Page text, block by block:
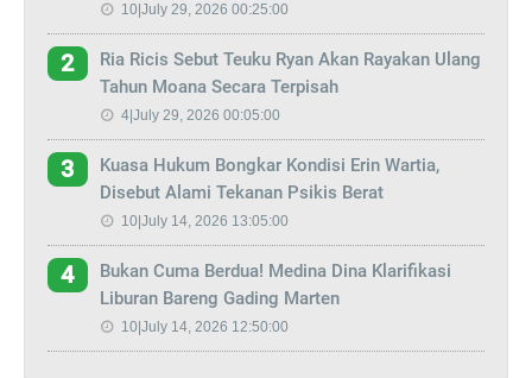
10|July 29, 2026 00:25:00
2
Ria Ricis Sebut Teuku Ryan Akan Rayakan Ulang
Tahun Moana Secara Terpisah
4|July 29, 2026 00:05:00
3
Kuasa Hukum Bongkar Kondisi Erin Wartia,
Disebut Alami Tekanan Psikis Berat
10|July 14, 2026 13:05:00
4
Bukan Cuma Berdua! Medina Dina Klarifikasi
Liburan Bareng Gading Marten
10|July 14, 2026 12:50:00